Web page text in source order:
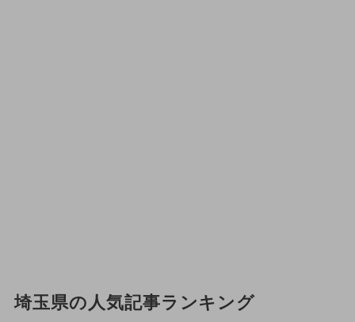
埼玉県の人気記事ランキング